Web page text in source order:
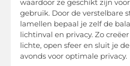
waardoor ze geschikt zijn
gebruik. Door de verstelbare
lamellen bepaal je zelf de
lichtinval en privacy. Zo
lichte, open sfeer en sluit je de
avonds voor optimale privacy.